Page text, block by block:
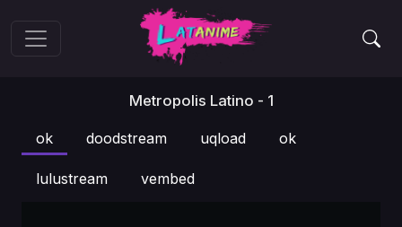
Metropolis Latino - 1
ok doodstream uqload ok
lulustream vembed